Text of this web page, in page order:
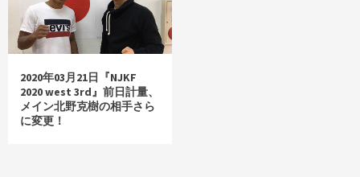
2020年03月21日『NJKF
2020 west 3rd』前日計量、
メイン北野克樹の相手さら
に変更！